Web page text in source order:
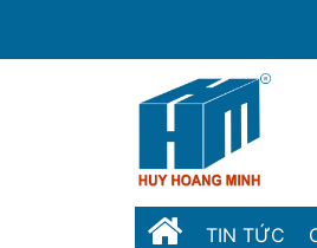
TIN TỨC